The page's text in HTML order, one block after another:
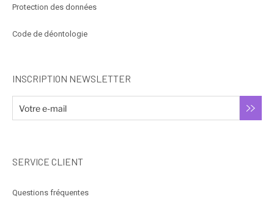
Protection des données
Code de déontologie
INSCRIPTION NEWSLETTER
SERVICE CLIENT
Questions fréquentes